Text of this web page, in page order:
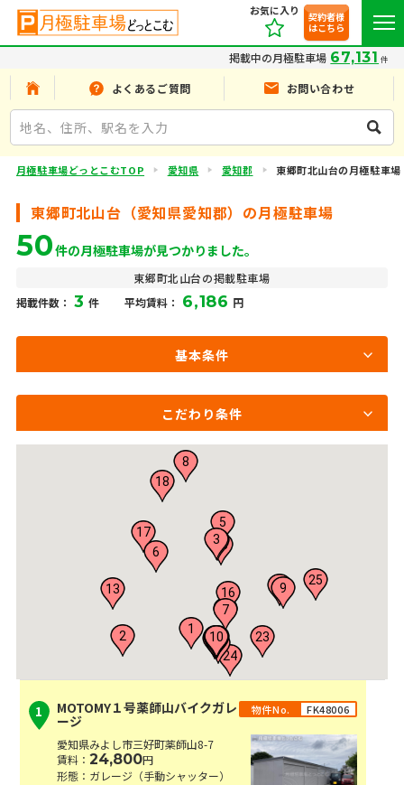
お気に入り
契約者様
はこちら
掲載中の月極駐車場 67,131 件
よくあるご質問 お問い合わせ
月極駐車場どっとこむTOP 愛知県 愛知郡 東郷町北山台の月極駐車場
東郷町北山台（愛知県愛知郡）の月極駐車場
50件の月極駐車場が見つかりました。
東郷町北山台の掲載駐車場
掲載件数： 3 件 平均賃料： 6,186 円
基本条件
こだわり条件
1
2
3
4
5
6
7
8
9
10
11
12
13
14
15
16
17
18
19
20
21
22
23
24
25
1 MOTOMY１号薬師山バイクガレ
ージ
物件No. FK48006
愛知県みよし市三好町薬師山8-7
賃料： 24,800円
形態：ガレージ（手動シャッター）